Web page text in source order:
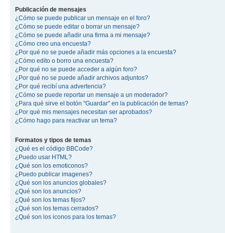
Publicación de mensajes
¿Cómo se puede publicar un mensaje en el foro?
¿Cómo se puede editar o borrar un mensaje?
¿Cómo se puede añadir una firma a mi mensaje?
¿Cómo creo una encuesta?
¿Por qué no se puede añadir más opciones a la encuesta?
¿Cómo edito o borro una encuesta?
¿Por qué no se puede acceder a algún foro?
¿Por qué no se puede añadir archivos adjuntos?
¿Por qué recibí una advertencia?
¿Cómo se puede reportar un mensaje a un moderador?
¿Para qué sirve el botón "Guardar" en la publicación de temas?
¿Por qué mis mensajes necesitan ser aprobados?
¿Cómo hago para reactivar un tema?
Formatos y tipos de temas
¿Qué es el código BBCode?
¿Puedo usar HTML?
¿Qué son los emoticonos?
¿Puedo publicar imagenes?
¿Qué son los anuncios globales?
¿Qué son los anuncios?
¿Qué son los temas fijos?
¿Qué son los temas cerrados?
¿Qué son los iconos para los temas?